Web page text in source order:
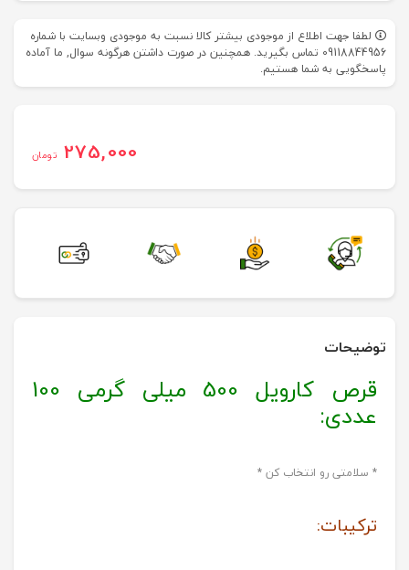
لطفا جهت اطلاع از موجودی بیشتر کالا نسبت به موجودی وبسایت با شماره
09118844956 تماس بگیرید. همچنین در صورت داشتن هرگونه سوال, ما آماده
پاسخگویی به شما هستیم.
275,000 تومان
توضیحات
قرص کارویل 500 میلی گرمی 100
عددی:
* سلامتی رو انتخاب کن *
ترکیبات: